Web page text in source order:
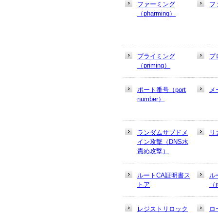
ファーミング
（pharming）
フ
プライミング
（priming）
プ
ポート番号（port
number）
メ
ランダムサブドメ
イン攻撃（DNS水
責め攻撃）
リ
ルートCA証明書ス
トア
ル
レジストリロック
ロ